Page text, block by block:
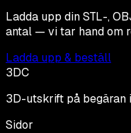
Ladda upp din STL-,
antal — vi tar hand om
Ladda upp & beställ
3DC
3D-utskrift på begäran
Sidor